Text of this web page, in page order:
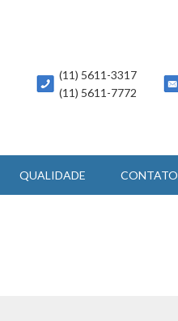
(11) 5611-3317
(11) 5611-7772
QUALIDADE CONTATO